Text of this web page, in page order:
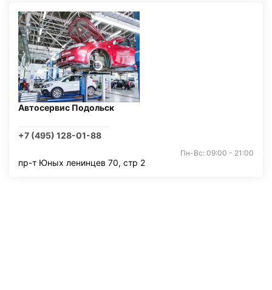
Автосервис Подольск
+7 (495) 128-01-88
Пн-Вс: 09:00 - 21:00
пр-т Юных ленинцев 70, стр 2